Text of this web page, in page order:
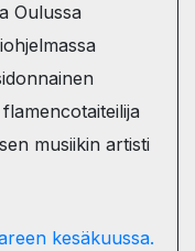
Oulussa
musiikin artisti
kesäkuussa.